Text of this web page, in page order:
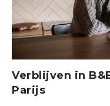
Verblijven in
Parijs